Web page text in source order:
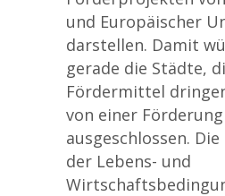
und Europäischer
darstellen. Damit
gerade die Städte,
Fördermittel
von einer
ausgeschlossen.
der Lebens- und